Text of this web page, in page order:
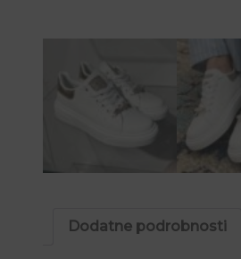
Dodatne podrobnosti